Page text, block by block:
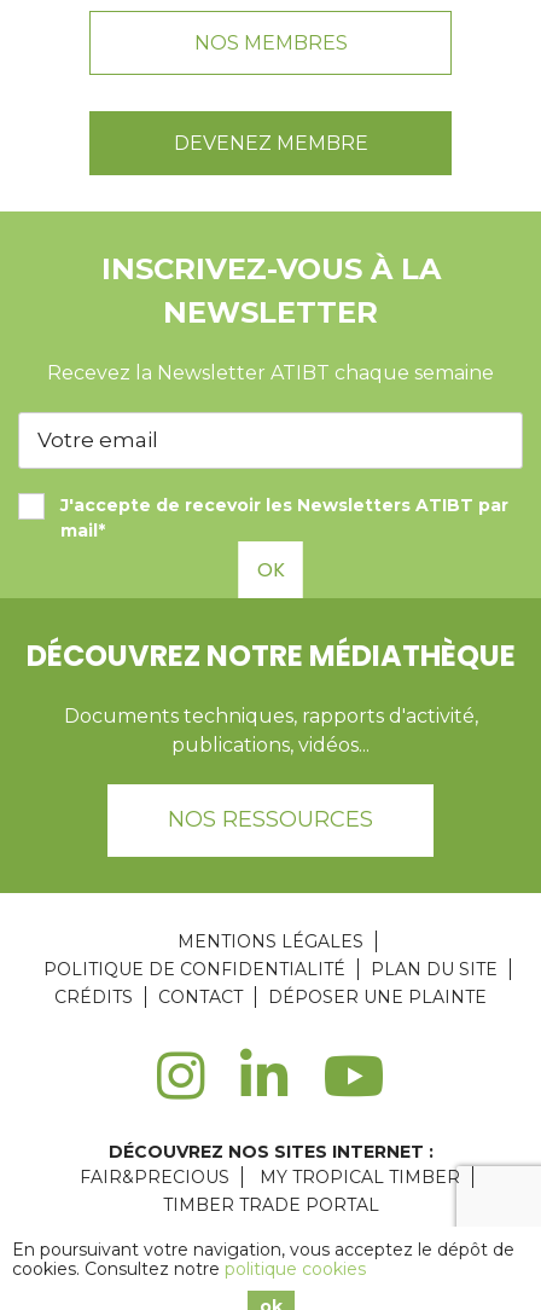
NOS MEMBRES
DEVENEZ MEMBRE
INSCRIVEZ-VOUS À LA
NEWSLETTER
Recevez la Newsletter ATIBT chaque semaine
J'accepte de recevoir les Newsletters ATIBT par
mail*
OK
DÉCOUVREZ NOTRE MÉDIATHÈQUE
Documents techniques, rapports d'activité,
publications, vidéos...
NOS RESSOURCES
MENTIONS LÉGALES
POLITIQUE DE CONFIDENTIALITÉ
PLAN DU SITE
CRÉDITS
CONTACT DÉPOSER UNE PLAINTE
DÉCOUVREZ NOS SITES INTERNET :
FAIR&PRECIOUS
MY TROPICAL TIMBER
TIMBER TRADE PORTAL
Copyright © 2026 ATIBT
En poursuivant votre navigation, vous acceptez le dépôt de
cookies. Consultez notre politique cookies